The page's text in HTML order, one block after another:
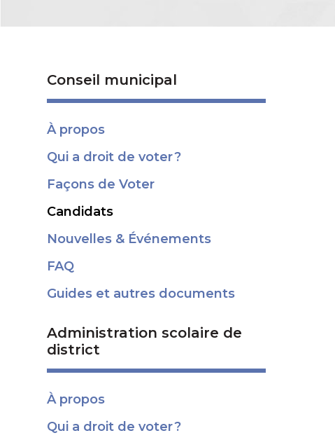
Conseil municipal
À propos
Qui a droit de voter ?
Façons de Voter
Candidats
Nouvelles & Événements
FAQ
Guides et autres documents
Administration scolaire de
district
À propos
Qui a droit de voter ?